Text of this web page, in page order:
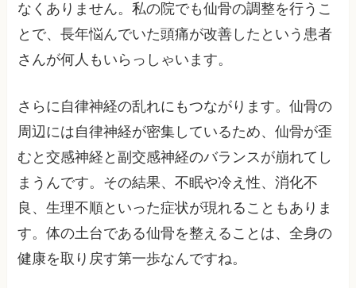
なくありません。私の院でも仙骨の調整を行うこ
とで、長年悩んでいた頭痛が改善したという患者
さんが何人もいらっしゃいます。
さらに自律神経の乱れにもつながります。仙骨の
周辺には自律神経が密集しているため、仙骨が歪
むと交感神経と副交感神経のバランスが崩れてし
まうんです。その結果、不眠や冷え性、消化不
良、生理不順といった症状が現れることもありま
す。体の土台である仙骨を整えることは、全身の
健康を取り戻す第一歩なんですね。